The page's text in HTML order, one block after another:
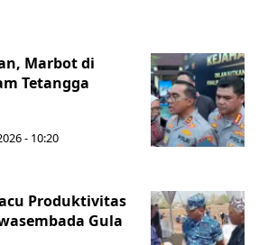
Marbot di
Tetangga
- 10:20
Produktivitas
Gula